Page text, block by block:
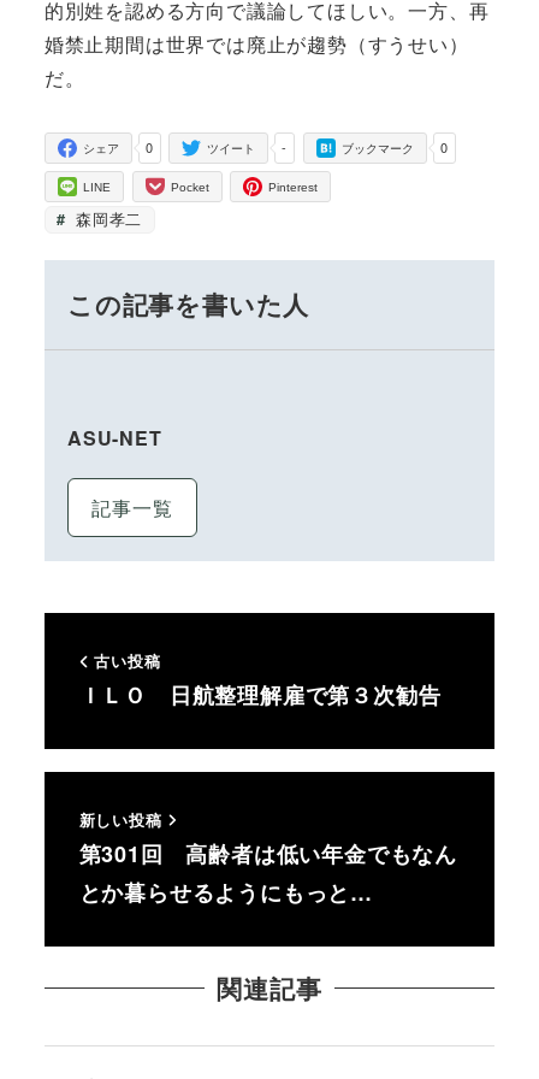
的別姓を認める方向で議論してほしい。一方、再
婚禁止期間は世界では廃止が趨勢（すうせい）
だ。
0
シェア -
ツイート 0
ブックマーク
LINE Pocket Pinterest
森岡孝二
この記事を書いた人
ASU-NET
記事一覧
古い投稿
ＩＬＯ 日航整理解雇で第３次勧告
新しい投稿
第301回 高齢者は低い年金でもなん
とか暮らせるようにもっと…
関連記事